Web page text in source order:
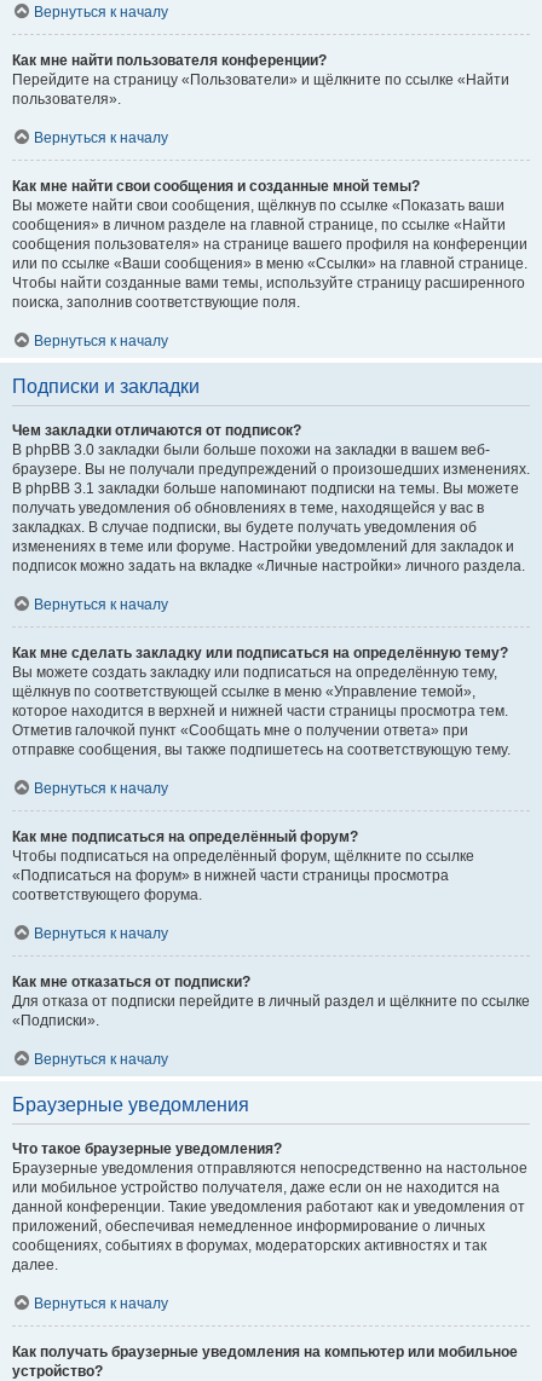
Вернуться к началу
Как мне найти пользователя конференции?
Перейдите на страницу «Пользователи» и щёлкните по ссылке «Найти
пользователя».
Вернуться к началу
Как мне найти свои сообщения и созданные мной темы?
Вы можете найти свои сообщения, щёлкнув по ссылке «Показать ваши
сообщения» в личном разделе на главной странице, по ссылке «Найти
сообщения пользователя» на странице вашего профиля на конференции
или по ссылке «Ваши сообщения» в меню «Ссылки» на главной странице.
Чтобы найти созданные вами темы, используйте страницу расширенного
поиска, заполнив соответствующие поля.
Вернуться к началу
Подписки и закладки
Чем закладки отличаются от подписок?
В phpBB 3.0 закладки были больше похожи на закладки в вашем веб-
браузере. Вы не получали предупреждений о произошедших изменениях.
В phpBB 3.1 закладки больше напоминают подписки на темы. Вы можете
получать уведомления об обновлениях в теме, находящейся у вас в
закладках. В случае подписки, вы будете получать уведомления об
изменениях в теме или форуме. Настройки уведомлений для закладок и
подписок можно задать на вкладке «Личные настройки» личного раздела.
Вернуться к началу
Как мне сделать закладку или подписаться на определённую тему?
Вы можете создать закладку или подписаться на определённую тему,
щёлкнув по соответствующей ссылке в меню «Управление темой»,
которое находится в верхней и нижней части страницы просмотра тем.
Отметив галочкой пункт «Сообщать мне о получении ответа» при
отправке сообщения, вы также подпишетесь на соответствующую тему.
Вернуться к началу
Как мне подписаться на определённый форум?
Чтобы подписаться на определённый форум, щёлкните по ссылке
«Подписаться на форум» в нижней части страницы просмотра
соответствующего форума.
Вернуться к началу
Как мне отказаться от подписки?
Для отказа от подписки перейдите в личный раздел и щёлкните по ссылке
«Подписки».
Вернуться к началу
Браузерные уведомления
Что такое браузерные уведомления?
Браузерные уведомления отправляются непосредственно на настольное
или мобильное устройство получателя, даже если он не находится на
данной конференции. Такие уведомления работают как и уведомления от
приложений, обеспечивая немедленное информирование о личных
сообщениях, событиях в форумах, модераторских активностях и так
далее.
Вернуться к началу
Как получать браузерные уведомления на компьютер или мобильное
устройство?